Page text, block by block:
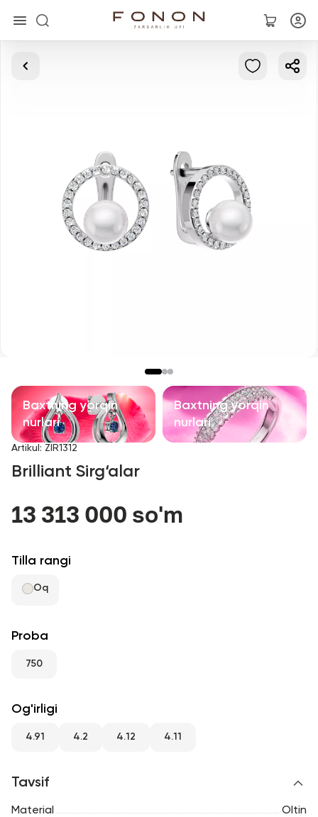
Asosiy
Bilaguzuklar
Aksessuarlar
Barcha
Biz haqimizda
Do'kon topish
Sevimli
+998 71 205 22 22
Baxtning yorqin
nurlari
Baxtning yorqin
nurlari
Artikul : ZIR1312
Brilliant Sirg‘alar
13 313 000 so'm
Tilla rangi
Oq
Proba
750
Og'irligi
4.91 4.2 4.12 4.11
Tavsif
Material Oltin